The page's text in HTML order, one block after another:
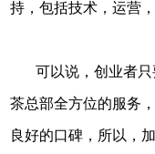
持，包括技术，运营
可以说，创业者只
茶总部全方位的服务
良好的口碑，所以，